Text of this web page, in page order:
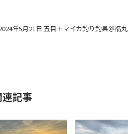
年5月21日 五目＋マイカ釣り釣果＠福丸
連記事